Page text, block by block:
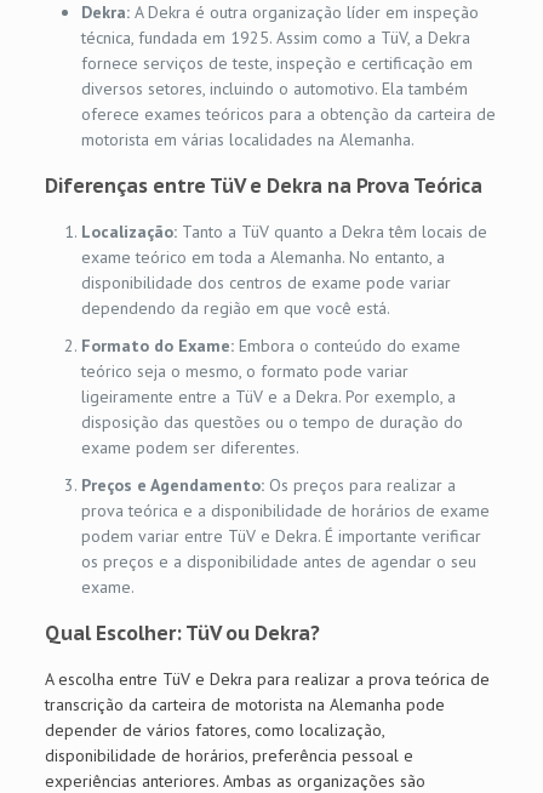
Dekra:A Dekra é outra organização líder em inspeção
técnica, fundada em 1925. Assim como a TüV, a Dekra
fornece serviços de teste, inspeção e certificação em
diversos setores, incluindo o automotivo. Ela também
oferece exames teóricos para a obtenção da carteira de
motorista em várias localidades na Alemanha.
Diferenças entre TüV e Dekra na Prova Teórica
Localização:Tanto a TüV quanto a Dekra têm locais de
exame teórico em toda a Alemanha. No entanto, a
disponibilidade dos centros de exame pode variar
dependendo da região em que você está.
Formato do Exame:Embora o conteúdo do exame
teórico seja o mesmo, o formato pode variar
ligeiramente entre a TüV e a Dekra. Por exemplo, a
disposição das questões ou o tempo de duração do
exame podem ser diferentes.
Preços e Agendamento:Os preços para realizar a
prova teórica e a disponibilidade de horários de exame
podem variar entre TüV e Dekra. É importante verificar
os preços e a disponibilidade antes de agendar o seu
exame.
Qual Escolher: TüV ou Dekra?
A escolha entre TüV e Dekra para realizar a prova teórica de
transcrição da carteira de motorista na Alemanha pode
depender de vários fatores, como localização,
disponibilidade de horários, preferência pessoal e
experiências anteriores. Ambas as organizações são